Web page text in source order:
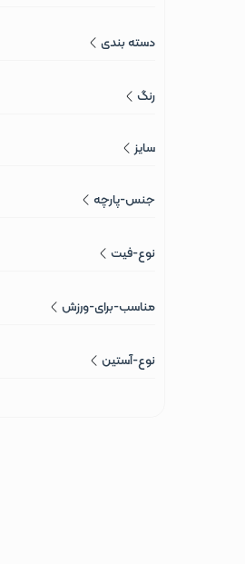
دسته بندی
رنگ
سایز
جنس-پارچه
نوع-فیت
مناسب-برای-ورزش
نوع-آستین